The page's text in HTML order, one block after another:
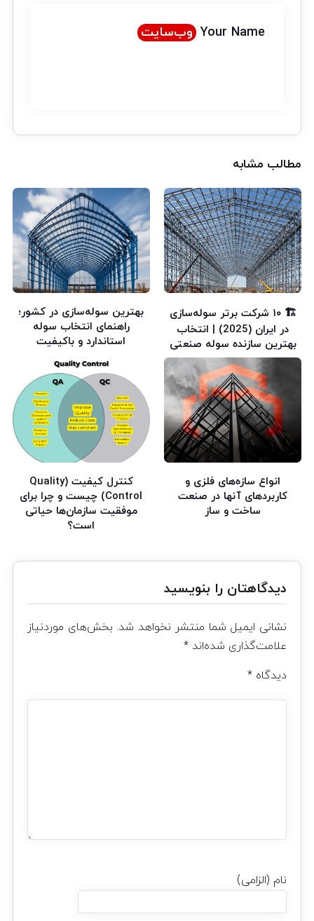
Your Name وب‌سایت
مطالب مشابه
🏗️ ۱۰ شرکت برتر سوله‌سازی
در ایران (2025) | انتخاب
بهترین سازنده سوله صنعتی
بهترین سوله‌سازی در کشور؛
راهنمای انتخاب سوله
استاندارد و باکیفیت
انواع سازه‌های فلزی و
کاربردهای آنها در صنعت
ساخت و ساز
کنترل کیفیت (Quality
Control) چیست و چرا برای
موفقیت سازمان‌ها حیاتی
است؟
دیدگاهتان را بنویسید
نشانی ایمیل شما منتشر نخواهد شد. بخش‌های موردنیاز
علامت‌گذاری شده‌اند *
دیدگاه *
نام (الزامی)